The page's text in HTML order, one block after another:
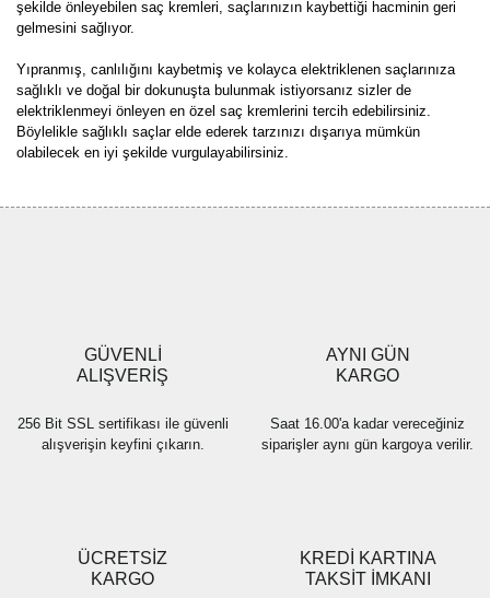
şekilde önleyebilen saç kremleri, saçlarınızın kaybettiği hacminin geri
gelmesini sağlıyor.
Yıpranmış, canlılığını kaybetmiş ve kolayca elektriklenen saçlarınıza
sağlıklı ve doğal bir dokunuşta bulunmak istiyorsanız sizler de
elektriklenmeyi önleyen en özel saç kremlerini tercih edebilirsiniz.
Böylelikle sağlıklı saçlar elde ederek tarzınızı dışarıya mümkün
olabilecek en iyi şekilde vurgulayabilirsiniz.
GÜVENLİ
ALIŞVERİŞ
256 Bit SSL sertifikası ile güvenli
alışverişin keyfini çıkarın.
AYNI GÜN
KARGO
Saat 16.00'a kadar vereceğiniz
siparişler aynı gün kargoya verilir.
ÜCRETSİZ
KARGO
KREDİ KARTINA
TAKSİT İMKANI